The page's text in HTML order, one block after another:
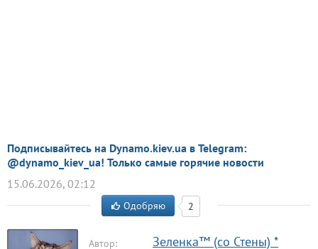
Подписывайтесь на Dynamo.kiev.ua в Telegram:
@dynamo_kiev_ua! Только самые горячие новости
15.06.2026, 02:12
Одобряю 2
Автор: Зеленка™ (со Стены) *